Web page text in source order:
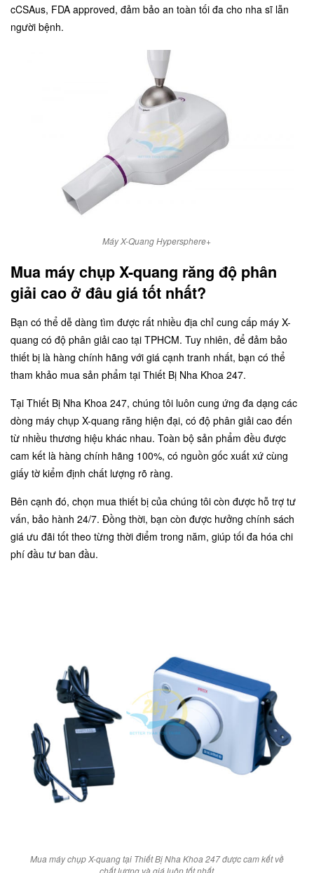
cCSAus, FDA approved, đảm bảo an toàn tối đa cho nha sĩ lẫn
người bệnh.
Máy X-Quang Hypersphere+
Mua máy chụp X-quang răng độ phân
giải cao ở đâu giá tốt nhất?
Bạn có thể dễ dàng tìm được rất nhiều địa chỉ cung cấp máy X-
quang có độ phân giải cao tại TPHCM. Tuy nhiên, để đảm bảo
thiết bị là hàng chính hãng với giá cạnh tranh nhất, bạn có thể
tham khảo mua sản phẩm tại Thiết Bị Nha Khoa 247.
Tại Thiết Bị Nha Khoa 247, chúng tôi luôn cung ứng đa dạng các
dòng máy chụp X-quang răng hiện đại, có độ phân giải cao đến
từ nhiều thương hiệu khác nhau. Toàn bộ sản phẩm đều được
cam kết là hàng chính hãng 100%, có nguồn gốc xuất xứ cùng
giấy tờ kiểm định chất lượng rõ ràng.
Bên cạnh đó, chọn mua thiết bị của chúng tôi còn được hỗ trợ tư
vấn, bảo hành 24/7. Đồng thời, bạn còn được hưởng chính sách
giá ưu đãi tốt theo từng thời điểm trong năm, giúp tối đa hóa chi
phí đầu tư ban đầu.
Mua máy chụp X-quang tại Thiết Bị Nha Khoa 247 được cam kết về
chất lượng và giá luôn tốt nhất